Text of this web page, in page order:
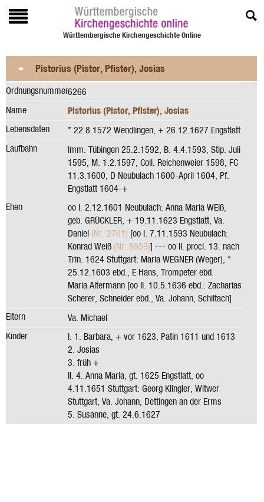
Württembergische Kirchengeschichte Online
Pistorius (Pistor, Pfister), Josias
Ordnungsnummer6266
Name
Pistorius (Pistor, Pfister), Josias
Lebensdaten
* 22.8.1572 Wendlingen, + 26.12.1627 Engstlatt
Laufbahn
Imm. Tübingen 25.2.1592, B. 4.4.1593, Stip. Juli
1595, M. 1.2.1597, Coll. Reichenweier 1598, FC
11.3.1600, D Neubulach 1600-April 1604, Pf.
Engstlatt 1604-+
Ehen
oo I. 2.12.1601 Neubulach: Anna Maria WEIß,
geb. GRÜCKLER, + 19.11.1623 Engstlatt, Va.
Daniel (Nr. 2761) [oo I. 7.11.1593 Neubulach:
Konrad Weiß (Nr. 8859)] --- oo II. procl. 13. nach
Trin. 1624 Stuttgart: Maria WEGNER (Weger), *
25.12.1603 ebd., E Hans, Trompeter ebd.
Maria Altermann [oo II. 10.5.1636 ebd.: Zacharias
Scherer, Schneider ebd., Va. Johann, Schiltach]
Eltern
Va. Michael
Kinder
I. 1. Barbara, + vor 1623, Patin 1611 und 1613
2. Josias
3. früh +
II. 4. Anna Maria, gt. 1625 Engstlatt, oo
4.11.1651 Stuttgart: Georg Klingler, Witwer
Stuttgart, Va. Johann, Dettingen an der Erms
5. Susanne, gt. 24.6.1627